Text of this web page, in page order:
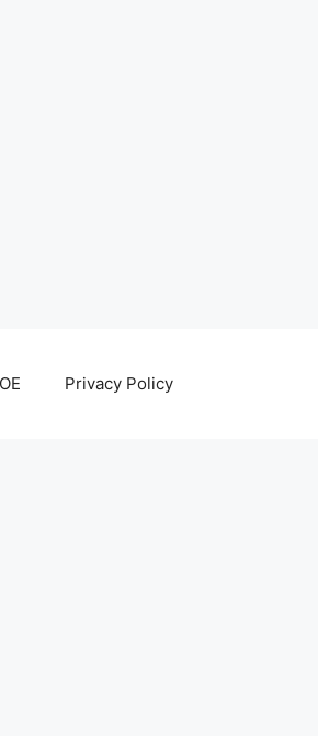
Privacy Policy